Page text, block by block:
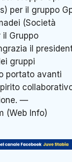
per il gruppo
(Società
il Gruppo
il
gruppi
portato avanti
—
(Web Info)